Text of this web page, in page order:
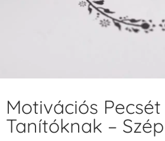
Motivációs Pecsét
Tanítóknak –